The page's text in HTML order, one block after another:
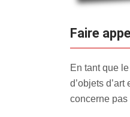
Faire
En tant que
d’objets
concerne